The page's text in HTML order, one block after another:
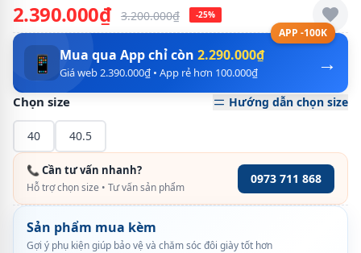
2.390.000₫ 3.200.000₫ -25%
APP -100K
→
📱 Mua qua App chỉ còn 2.290.000₫
Giá web 2.390.000₫ • App rẻ hơn 100.000₫
Chọn size Hướng dẫn chọn size
40 40.5
📞 Cần tư vấn nhanh?
Hỗ trợ chọn size • Tư vấn sản phẩm
0973 711 868
Sản phẩm mua kèm
Gợi ý phụ kiện giúp bảo vệ và chăm sóc đôi giày tốt hơn